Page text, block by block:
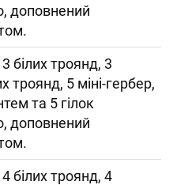
доповнений
3 білих троянд, 3
троянд, 5 міні-гербер,
та 5 гілок
доповнений
4 білих троянд, 4